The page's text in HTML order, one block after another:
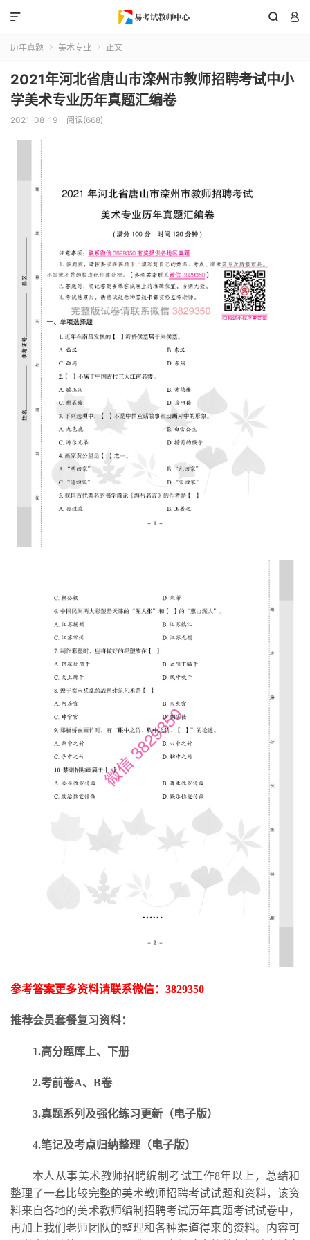
 

历年真题  美术专业  正文
2021年河北省唐山市滦州市教师招聘考试中小
学美术专业历年真题汇编卷
2021-08-19 阅读(668)
参考答案更多资料请联系微信： 3829350
推荐会员套餐复习资料：
1.高分题库上、下册
2.考前卷A、B卷
3.真题系列及强化练习更新 （电子版）
4.笔记及考点归纳整理（电子版）
本人从事美术教师招聘编制考试工作8年以上，总结和
整理了一套比较完整的美术教师招聘考试试题和资料，该资
料来自各地的美术教师编制招聘考试历年真题考试试卷中，
再加上我们老师团队的整理和各种渠道得来的资料。内容可